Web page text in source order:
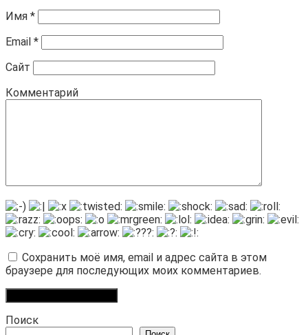
Имя *
Email *
Сайт
Комментарий
Сохранить моё имя, email и адрес сайта в этом
браузере для последующих моих комментариев.
Поиск